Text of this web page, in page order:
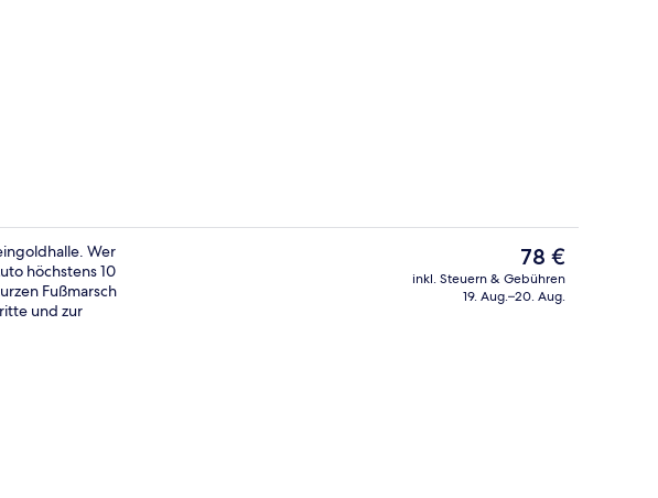
Business-Zweibettzimmer | Hochwertige Bettwaren, Minibar, Zimmersafe, Schreibtisch
Wer
höchstens 10
Fußmarsch
und zur
Der
aktuelle
Preis
78 €
inkl. Steuern & Gebühren
19. Aug.–20. Aug.